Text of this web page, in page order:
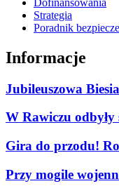
Dofinansowania
Strategia
Poradnik
Informacje
Jubileuszowa
W Rawiczu
Gira do przodu!
Przy mogile